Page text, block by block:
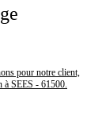
pour notre client,
à SEES - 61500.